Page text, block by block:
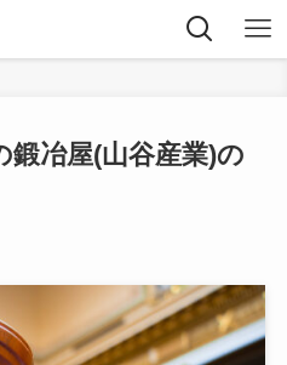
冶屋(山谷産業)の